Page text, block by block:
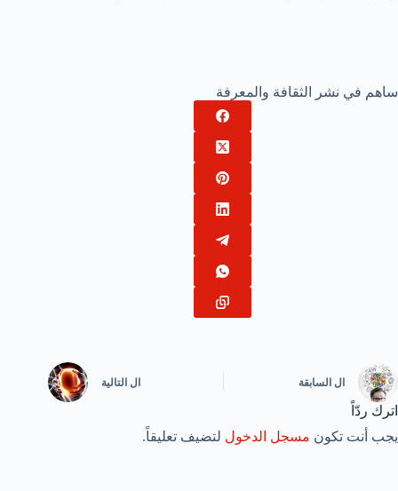
ساهم في نشر الثقافة والمعرفة
ال السابقة ال التالية
اترك ردّاً
يجب أنت تكون مسجل الدخول لتضيف تعليقاً.